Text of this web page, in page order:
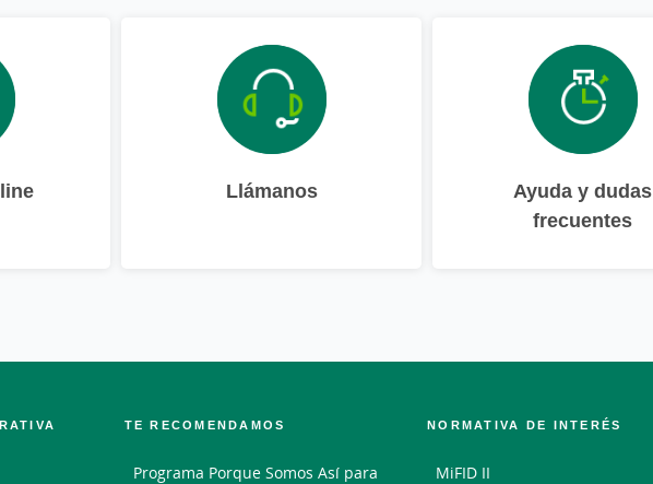
Llámanos
Ayuda y dudas
frecuentes
TE RECOMENDAMOS
Programa Porque Somos Así para
NORMATIVA DE INTERÉS
MiFID II